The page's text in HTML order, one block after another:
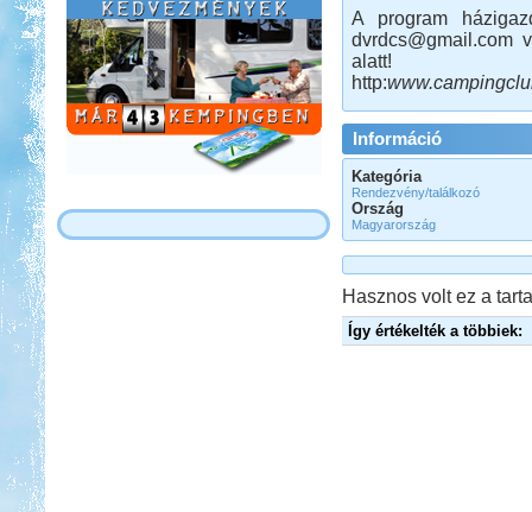
A program
dvrdcs@gmail.com
alatt!
http:
Információ
Kategória
Rendezvény/találkozó
Ország
Magyarország
Hasznos volt ez a
Így értékelték a többiek: